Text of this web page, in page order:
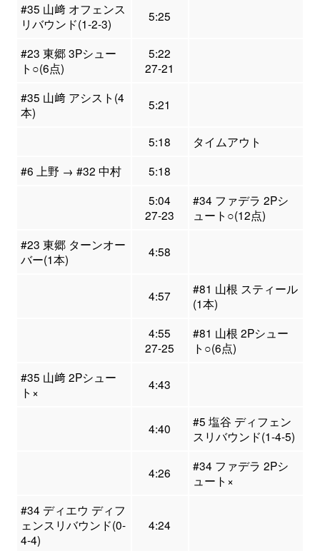
#35 山﨑 オフェンス
リバウンド(1-2-3)
5:25
#23 東郷 3Pシュー
ト○(6点)
5:22
27-21
#35 山﨑 アシスト(4
本)
5:21
5:18
タイムアウト
#6 上野 → #32 中村
5:18
5:04
27-23
#34 ファデラ 2Pシ
ュート○(12点)
#23 東郷 ターンオー
バー(1本)
4:58
4:57
#81 山根 スティール
(1本)
4:55
27-25
#81 山根 2Pシュー
ト○(6点)
#35 山﨑 2Pシュー
ト×
4:43
4:40
#5 塩谷 ディフェン
スリバウンド(1-4-5)
4:26
#34 ファデラ 2Pシ
ュート×
#34 ディエウ ディフ
ェンスリバウンド(0-
4-4)
4:24